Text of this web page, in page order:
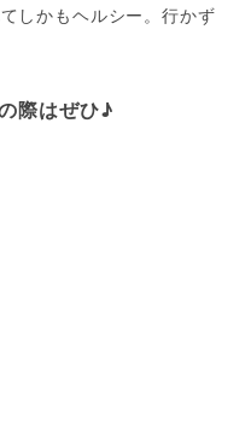
しかもヘルシー。行かず
際はぜひ♪